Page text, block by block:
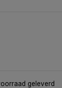
geleverd